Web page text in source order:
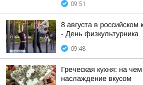
09:51
8 августа в российском
- День физкультурника
09:48
Греческая кухня: на
наслаждение вкусом